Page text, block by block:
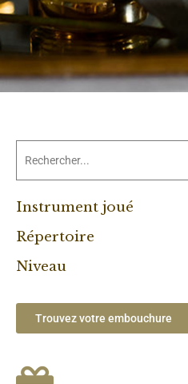
Instrument joué
Répertoire
Niveau
Trouvez votre embouchure